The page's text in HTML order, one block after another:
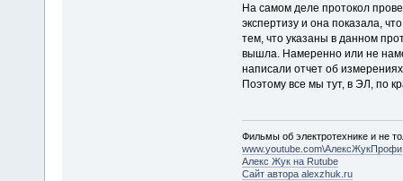
На самом деле протокол
экспертизу и она показала,
тем, что указаны в данном
вышла. Намеренно или не
написали отчет об
Поэтому все мы тут, в ЭЛ, по
Фильмы об электротехнике и не
www.youtube.com\АлексЖукПрофи
Алекс Жук на Rutube
Сайт автора alexzhuk.ru